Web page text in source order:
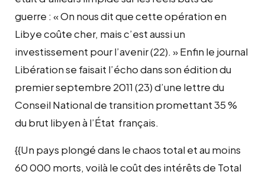
guerre : « On nous dit que cette opération en
Libye coûte cher, mais c’est aussi un
investissement pour l’avenir (22). » Enfin le journal
Libération se faisait l’écho dans son édition du
premier septembre 2011 (23) d’une lettre du
Conseil National de transition promettant 35 %
du brut libyen à l’État français.
{{Un pays plongé dans le chaos total et au moins
60 000 morts, voilà le coût des intérêts de Total